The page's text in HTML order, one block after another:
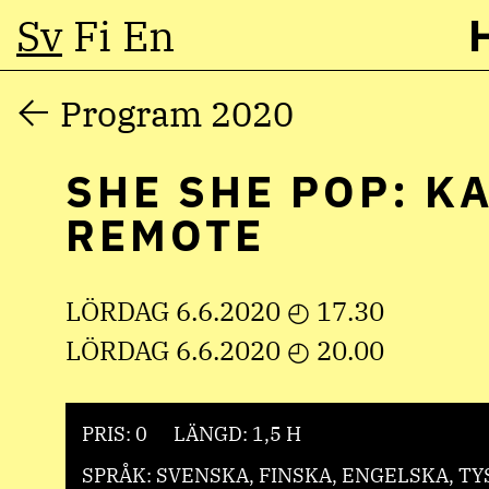
Hoppa
innehåll
Sv Fi En
Program 2020
SHE SHE POP:
REMOTE
LÖRDAG 6.6.2020 ◴ 17.30
LÖRDAG 6.6.2020 ◴ 20.00
PRIS: 0
LÄNGD: 1,5 H
SPRÅK: SVENSKA, FINSKA, ENGELSKA,